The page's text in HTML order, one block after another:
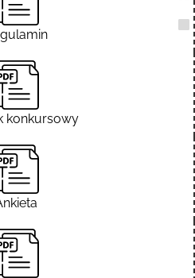
konkursowy